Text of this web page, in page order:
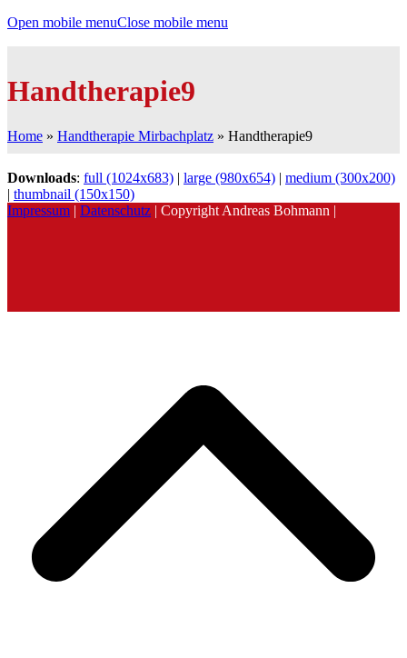
Open mobile menuClose mobile menu
Handtherapie9
Home » Handtherapie Mirbachplatz » Handtherapie9
Downloads: full (1024x683) | large (980x654) | medium (300x200)
| thumbnail (150x150)
Impressum | Datenschutz | Copyright Andreas Bohmann |